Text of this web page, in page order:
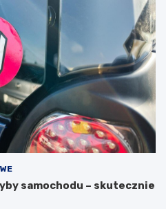
samochodu – skutecznie